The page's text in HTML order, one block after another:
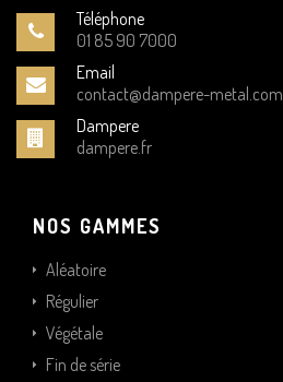
Téléphone
01 85 90 7000
Email
contact@dampere-metal.com
Dampere
dampere.fr
NOS GAMMES
Aléatoire
Régulier
Végétale
Fin de série